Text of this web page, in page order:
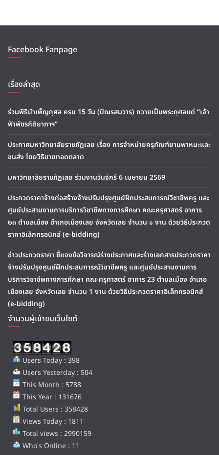
Facebook Fanpage
เรื่องล่าสุด
ร่วมพิธีบำเพ็ญกุศล ครบ 15 วัน (ปัณรสมวาร) ถวายเป็นพระกุศลแด่ “เจ้า
ฟ้าพัชรกิติยาภาฯ”
ประกาศมหาวิทยาลัยราชภัฏเลย เรื่อง การจำหน่ายครุภัณฑ์ยานพาหนะและ
ขนส่ง โดยวิธีขายทอดตลาด
มหาวิทยาลัยราชภัฏเลย ร่วมงานวันจักรี 6 เมษายน 2569
ประกวดราคาจ้างก่อสร้างจ้างปรับปรุงศูนย์ฝึกประสบการณ์วิชาชีพครู และ
ศูนย์ประสานงานการบริการวิชาชีพทางการศึกษา คณะครุศาสตร์ อาคาร
๒๓ ตำบลเมือง อำเภอเมืองเลย จังหวัดเลย จำนวน ๑ งาน ด้วยวิธีประกวด
ราคาอิเล็กทรอนิกส์ (e-bidding)
ข่าวประกวดราคา ชี้แจงข้อวิจารณ์ร่างประกาศและร่างเอกสารประกวดราคา
จ้างปรับปรุงศูนย์ฝึกประสบการณ์วิชาชีพครู และศูนย์ประสานงานการ
บริการวิชาชีพทางการศึกษา คณะครุศาสตร์ อาคาร 23 ตำบลเมือง อำเภอ
เมืองเลย จังหวัดเลย จำนวน 1 งาน ด้วยวิธีประกวดราคาอิเล็กทรอนิกส์
(e-bidding)
จำนวนผู้เข้าชมเว็บไซต์
Users Today : 398
Users Yesterday : 504
This Month : 5788
This Year : 131676
Total Users : 358428
Views Today : 1811
Total views : 2990159
Who's Online : 11